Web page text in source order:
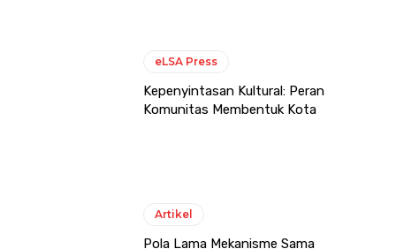
eLSA Press
Kepenyintasan Kultural: Peran
Komunitas Membentuk Kota
Artikel
Pola Lama Mekanisme Sama